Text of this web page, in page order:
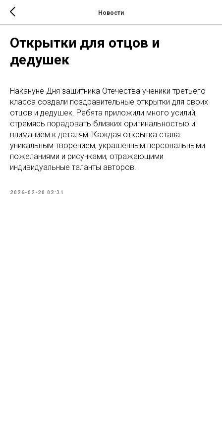
Новости
Открытки для отцов и
дедушек
Накануне Дня защитника Отечества ученики третьего
класса создали поздравительные открытки для своих
отцов и дедушек. Ребята приложили много усилий,
стремясь порадовать близких оригинальностью и
вниманием к деталям. Каждая открытка стала
уникальным творением, украшенным персональными
пожеланиями и рисунками, отражающими
индивидуальные таланты авторов.
2026-02-20 02:31